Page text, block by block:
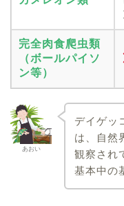
完全肉食爬虫類
（ボールパイソ
ン等）
あおい
デイゲッ
は、自然
観察され
基本中の